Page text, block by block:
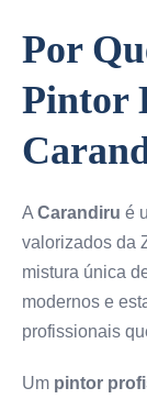
Por
Pintor
A Carandiru é
valorizados da
mistura única
modernos e
profissionais
Um pintor